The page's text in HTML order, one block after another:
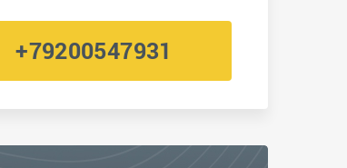
+79200547931